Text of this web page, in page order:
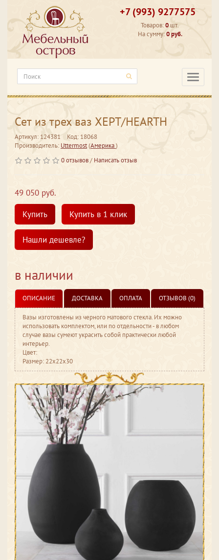
+7 (993) 9277575
Товаров:0 шт.
На сумму:0 руб.
Сет из трех ваз ХЕРТ/HEARTH
Артикул: 124381
Код: 18068
Производитель: Uttermost(Америка)
0 отзывов/ Написать отзыв
49 050 руб.
Купить
Купить в 1 клик
Нашли дешевле?
в наличии
ОПИСАНИЕ ДОСТАВКА ОПЛАТА ОТЗЫВОВ (0)
Вазы изготовлены из черного матового стекла. Их можно
использовать комплектом, или по отдельности - в любом
случае вазы сумеют украсить собой практически любой
интерьер.
Цвет:
Размер: 22x22x30